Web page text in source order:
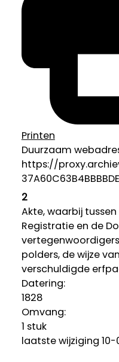
Printen
Duurzaam
2
Akte, waarbij
Registratie en de
polders, de wijze
verschuldigde
Datering:
1828
Omvang:
1 stuk
laatste wijziging 10-